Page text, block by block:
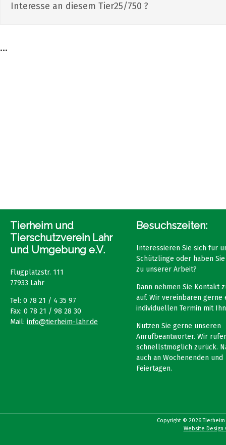
Interesse an diesem Tier25/750 ?
...
Tierheim und
Tierschutzverein Lahr
und Umgebung e.V.
Flugplatzstr. 111
77933 Lahr
Tel: 0 78 21 / 4 35 97
Fax: 0 78 21 / 98 28 30
Mail: info@tierheim-lahr.de
Besuchszeiten:
Interessieren Sie sich für
Schützlinge oder haben
zu unserer Arbeit?
Dann nehmen Sie Kontakt
auf. Wir vereinbaren gerne
individuellen Termin mit
Nutzen Sie gerne unseren
Anrufbeantworter. Wir
schnellstmöglich zurück.
auch an Wochenenden und
Feiertagen.
Copyright © 2026Tierheim
Website Design